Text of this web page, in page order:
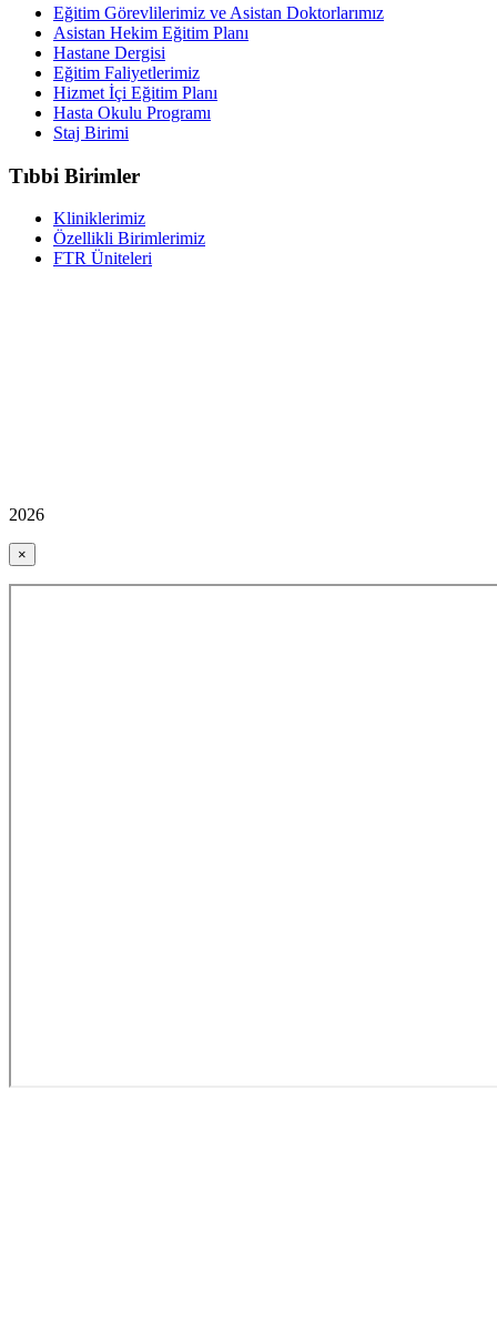
Eğitim Görevlilerimiz ve Asistan Doktorlarımız
Asistan Hekim Eğitim Planı
Hastane Dergisi
Eğitim Faliyetlerimiz
Hizmet İçi Eğitim Planı
Hasta Okulu Programı
Staj Birimi
Tıbbi Birimler
Kliniklerimiz
Özellikli Birimlerimiz
FTR Üniteleri
2026
×